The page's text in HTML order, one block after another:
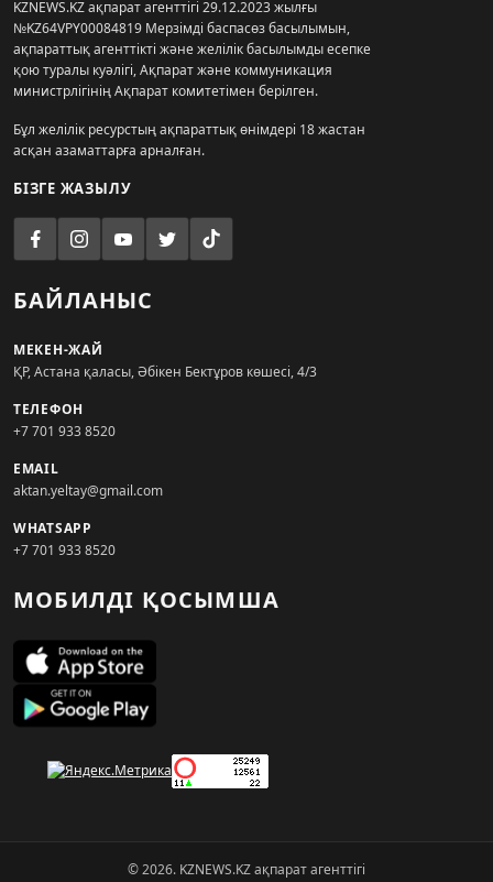
KZNEWS.KZ ақпарат агенттігі 29.12.2023 жылғы
№KZ64VPY00084819 Мерзімді баспасөз басылымын,
ақпараттық агенттікті және желілік басылымды есепке
қою туралы куәлігі, Ақпарат және коммуникация
министрлігінің Ақпарат комитетімен берілген.
Бұл желілік ресурстың ақпараттық өнімдері 18 жастан
асқан азаматтарға арналған.
БІЗГЕ ЖАЗЫЛУ
БАЙЛАНЫС
МЕКЕН-ЖАЙ
ҚР, Астана қаласы, Әбікен Бектұров көшесі, 4/3
ТЕЛЕФОН
+7 701 933 8520
EMAIL
aktan.yeltay@gmail.com
WHATSAPP
+7 701 933 8520
МОБИЛДІ ҚОСЫМША
© 2026. KZNEWS.KZ ақпарат агенттігі